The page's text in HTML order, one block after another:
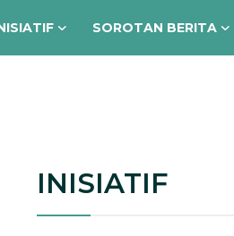
SOROTAN BERITA
INISIATIF